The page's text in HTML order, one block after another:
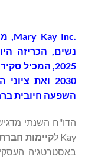
.Mary Kay Inc
,
נשים, הכריזה
2025, המכיל
השפעה חיובית
Kay ל
קיימות
באסטרטגיה